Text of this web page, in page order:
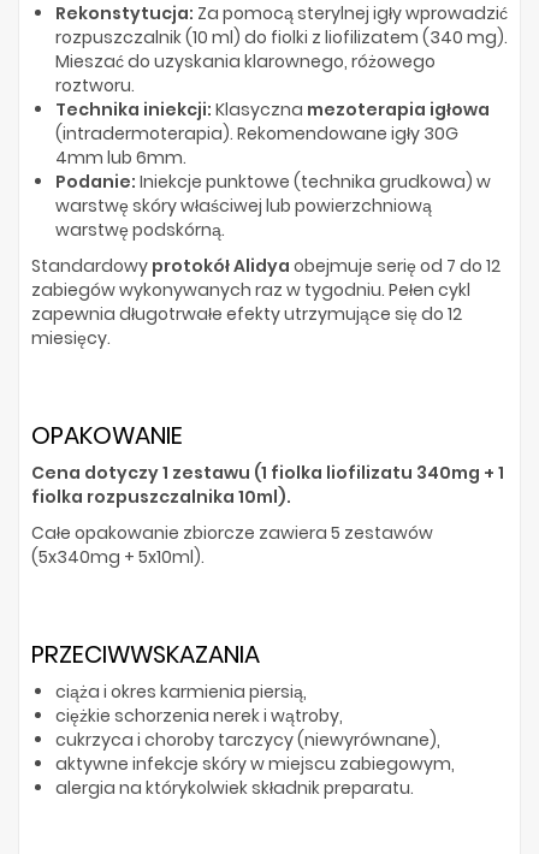
Rekonstytucja: Za pomocą sterylnej igły wprowadzić
rozpuszczalnik (10 ml) do fiolki z liofilizatem (340 mg).
Mieszać do uzyskania klarownego, różowego
roztworu.
Technika iniekcji: Klasyczna mezoterapia igłowa
(intradermoterapia). Rekomendowane igły 30G
4mm lub 6mm.
Podanie: Iniekcje punktowe (technika grudkowa) w
warstwę skóry właściwej lub powierzchniową
warstwę podskórną.
Standardowy protokół Alidya obejmuje serię od 7 do 12
zabiegów wykonywanych raz w tygodniu. Pełen cykl
zapewnia długotrwałe efekty utrzymujące się do 12
miesięcy.
OPAKOWANIE
Cena dotyczy 1 zestawu (1 fiolka liofilizatu 340mg + 1
fiolka rozpuszczalnika 10ml).
Całe opakowanie zbiorcze zawiera 5 zestawów
(5x340mg + 5x10ml).
PRZECIWWSKAZANIA
ciąża i okres karmienia piersią,
ciężkie schorzenia nerek i wątroby,
cukrzyca i choroby tarczycy (niewyrównane),
aktywne infekcje skóry w miejscu zabiegowym,
alergia na którykolwiek składnik preparatu.